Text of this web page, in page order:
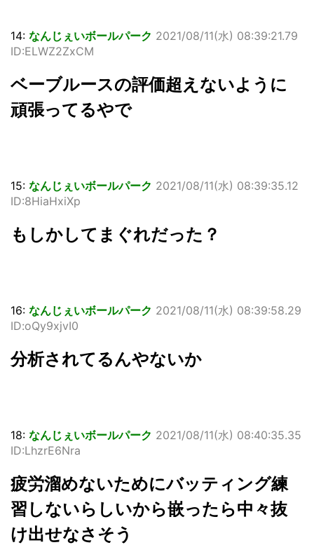
14: なんじぇいボールパーク 2021/08/11(水) 08:39:21.79
ID:ELWZ2ZxCM
ベーブルースの評価超えないように
頑張ってるやで
15: なんじぇいボールパーク 2021/08/11(水) 08:39:35.12
ID:8HiaHxiXp
もしかしてまぐれだった？
16: なんじぇいボールパーク 2021/08/11(水) 08:39:58.29
ID:oQy9xjvI0
分析されてるんやないか
18: なんじぇいボールパーク 2021/08/11(水) 08:40:35.35
ID:LhzrE6Nra
疲労溜めないためにバッティング練
習しないらしいから嵌ったら中々抜
け出せなさそう